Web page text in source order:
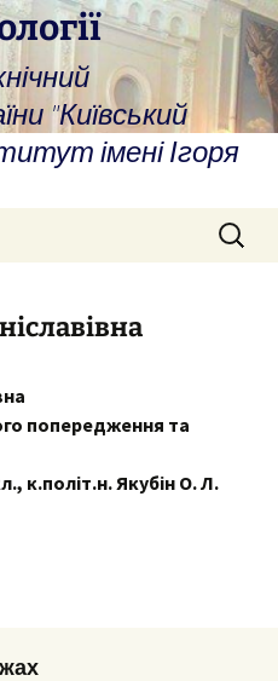
"Київський
імені Ігоря
Search
for:
попередження та
к.політ.н. Якубін О. Л.